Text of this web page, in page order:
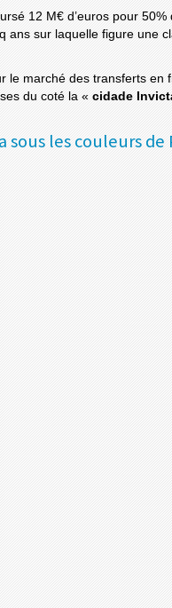
12 M€ d’euros pour
sur laquelle figure une
le marché des transferts en
du coté la « cidade
sous les couleurs